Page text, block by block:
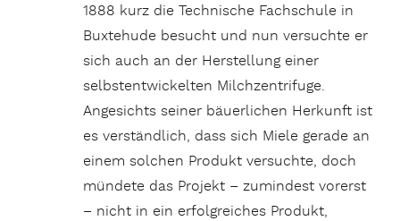
1888 kurz die Technische Fachschule in
Buxtehude besucht und nun versuchte er
sich auch an der Herstellung einer
selbstentwickelten Milchzentrifuge.
Angesichts seiner bäuerlichen Herkunft ist
es verständlich, dass sich Miele gerade an
einem solchen Produkt versuchte, doch
mündete das Projekt – zumindest vorerst
– nicht in ein erfolgreiches Produkt,